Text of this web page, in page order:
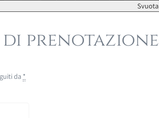
Svuota
prenotazione
da *